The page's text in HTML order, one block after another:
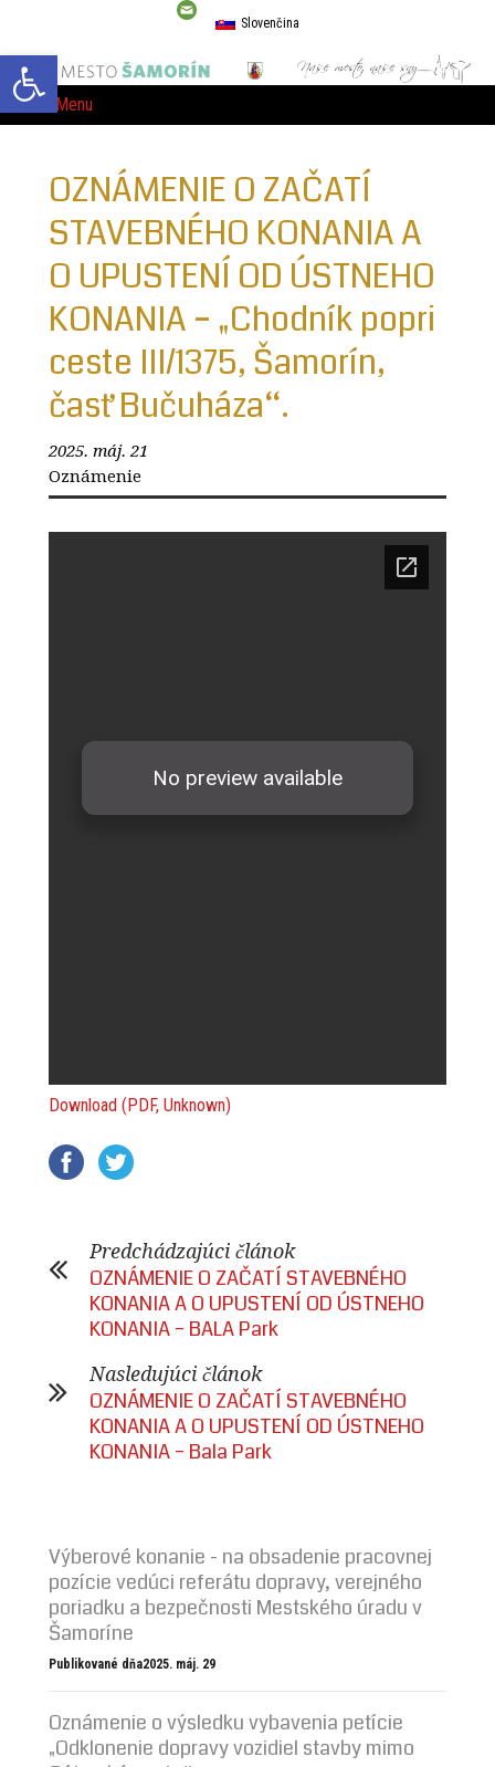
Open toolbar
Slovenčina
Menu
OZNÁMENIE O ZAČATÍ
STAVEBNÉHO KONANIA A
O UPUSTENÍ OD ÚSTNEHO
KONANIA – „Chodník popri
ceste III/1375, Šamorín,
časť Bučuháza“.
2025. máj. 21
Oznámenie
Download (PDF, Unknown)
Predchádzajúci článok
OZNÁMENIE O ZAČATÍ STAVEBNÉHO
KONANIA A O UPUSTENÍ OD ÚSTNEHO
KONANIA – BALA Park
Nasledujúci článok
OZNÁMENIE O ZAČATÍ STAVEBNÉHO
KONANIA A O UPUSTENÍ OD ÚSTNEHO
KONANIA – Bala Park
Výberové konanie - na obsadenie pracovnej
pozície vedúci referátu dopravy, verejného
poriadku a bezpečnosti Mestského úradu v
Šamoríne
Publikované dňa2025. máj. 29
Oznámenie o výsledku vybavenia petície
„Odklonenie dopravy vozidiel stavby mimo